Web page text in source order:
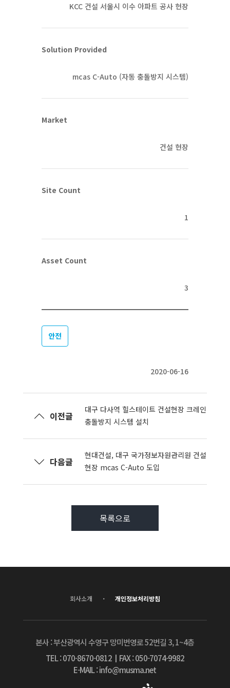
KCC 건설 서울시 이수 아파트 공사 현장
Solution Provided
mcas C-Auto (자동 충돌방지 시스템)
Market
건설 현장
Site Count
1
Asset Count
3
안전
2020-06-16
이전글
대구 다사역 힐스테이트 건설현장 크레인
충돌방지 시스템 설치
다음글
현대건설, 대구 국가정보자원관리원 건설
현장 mcas C-Auto 도입
목록으로
회사소개 · 개인정보처리방침
본사 : 부산광역시 수영구 망미번영로 52번길 3, 1~4층
TEL : 070-8670-0812┃ FAX : 050-7074-9982
E-MAIL : info@musma.net